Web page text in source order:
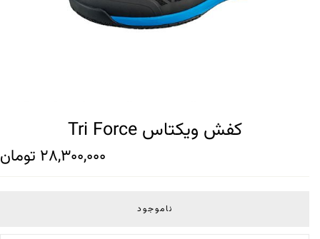
کفش ویکتاس Tri Force
28,300,000 تومان
ناموجود